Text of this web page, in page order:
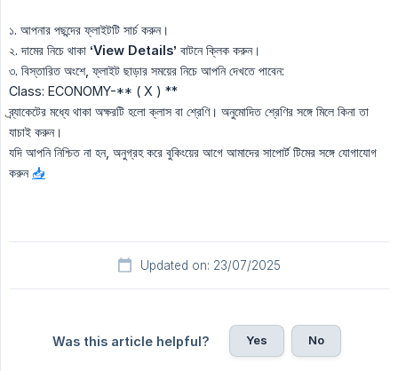
১. আপনার পছন্দের ফ্লাইটটি সার্চ করুন।
২. দামের নিচে থাকা ‘View Details’ বাটনে ক্লিক করুন।
৩. বিস্তারিত অংশে, ফ্লাইট ছাড়ার সময়ের নিচে আপনি দেখতে পাবেন:
Class: ECONOMY-** ( X ) **
ব্র্যাকেটের মধ্যে থাকা অক্ষরটি হলো ক্লাস বা শ্রেণি। অনুমোদিত শ্রেণির সঙ্গে মিলে কিনা তা
যাচাই করুন।
যদি আপনি নিশ্চিত না হন, অনুগ্রহ করে বুকিংয়ের আগে আমাদের সাপোর্ট টিমের সঙ্গে যোগাযোগ
করুন📥
Updated on: 23/07/2025
Was this article helpful? Yes No